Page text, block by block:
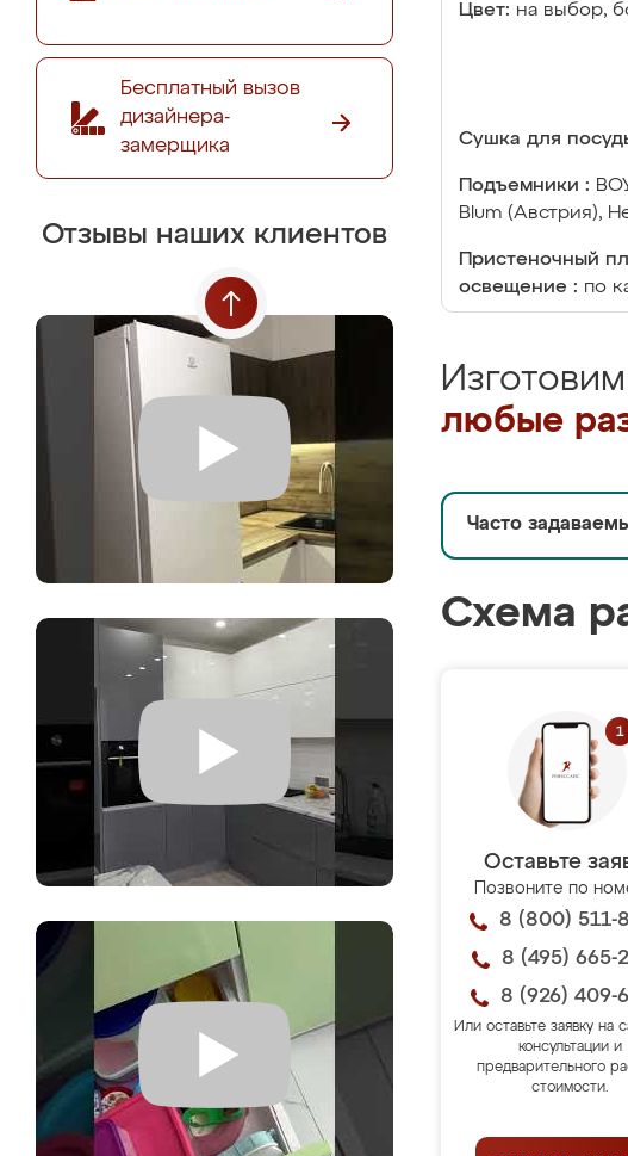
Бесплатный вызов
дизайнера-
замерщика
Отзывы наших клиентов
Цвет: на выбор,
Сушка для
Подъемники :
Blum (Австрия),
Пристеночный
освещение : по
любые
Часто
Схема
Оставьте
Позвоните по
8 (800) 511-
8 (495) 665-
8 (926) 409-
Или оставьте заявку на
консультации и
предварительного
стоимости.